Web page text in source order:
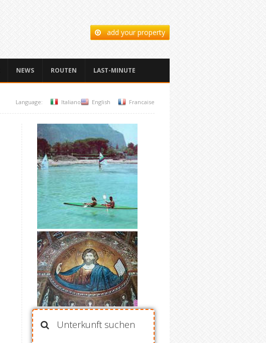
add your property
NEWS ROUTEN LAST-MINUTE
Language: Italiano English Francaise
Unterkunft suchen